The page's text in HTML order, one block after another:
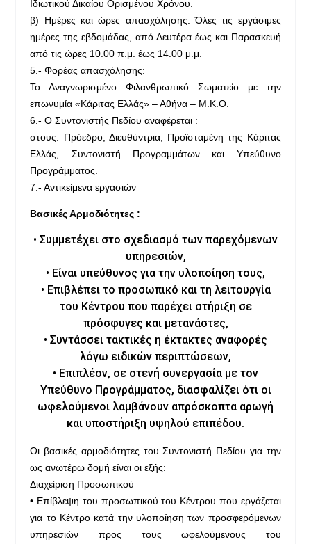
Ιδιωτικού Δικαίου Ορισμένου Χρόνου.
β) Ημέρες και ώρες απασχόλησης: Όλες τις εργάσιμες
ημέρες της εβδομάδας, από Δευτέρα έως και Παρασκευή
από τις ώρες 10.00 π.μ. έως 14.00 μ.μ.
5.- Φορέας απασχόλησης:
Το Αναγνωρισμένο Φιλανθρωπικό Σωματείο με την
επωνυμία «Κάριτας Ελλάς» – Αθήνα – Μ.Κ.Ο.
6.- Ο Συντονιστής Πεδίου αναφέρεται :
στους: Πρόεδρο, Διευθύντρια, Προϊσταμένη της Κάριτας
Ελλάς, Συντονιστή Προγραμμάτων και Υπεύθυνο
Προγράμματος.
7.- Αντικείμενα εργασιών
Βασικές Αρμοδιότητες :
• Συμμετέχει στο σχεδιασμό των παρεχόμενων
υπηρεσιών,
• Είναι υπεύθυνος για την υλοποίηση τους,
• Επιβλέπει το προσωπικό και τη λειτουργία
του Κέντρου που παρέχει στήριξη σε
πρόσφυγες και μετανάστες,
• Συντάσσει τακτικές η έκτακτες αναφορές
λόγω ειδικών περιπτώσεων,
• Επιπλέον, σε στενή συνεργασία με τον
Υπεύθυνο Προγράμματος, διασφαλίζει ότι οι
ωφελούμενοι λαμβάνουν απρόσκοπτα αρωγή
και υποστήριξη υψηλού επιπέδου.
Οι βασικές αρμοδιότητες του Συντονιστή Πεδίου για την
ως ανωτέρω δομή είναι οι εξής:
Διαχείριση Προσωπικού
• Επίβλεψη του προσωπικού του Κέντρου που εργάζεται
για το Κέντρο κατά την υλοποίηση των προσφερόμενων
υπηρεσιών προς τους ωφελούμενους του